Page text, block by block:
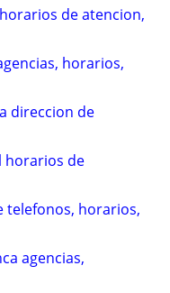
de atencion,
horarios,
direccion de
horarios de
telefonos, horarios,
agencias,